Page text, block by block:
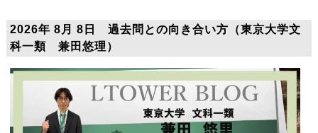
2026年 8月 8日 過去問との向き合い方（東京大学文
科一類 兼田悠理）